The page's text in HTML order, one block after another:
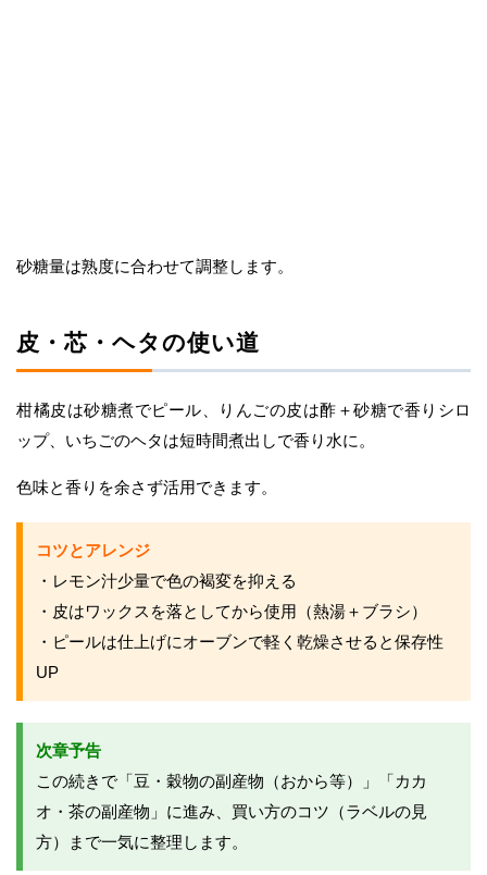
砂糖量は熟度に合わせて調整します。
皮・芯・ヘタの使い道
柑橘皮は砂糖煮でピール、りんごの皮は酢＋砂糖で香りシロ
ップ、いちごのヘタは短時間煮出しで香り水に。
色味と香りを余さず活用できます。
コツとアレンジ
・レモン汁少量で色の褐変を抑える
・皮はワックスを落としてから使用（熱湯＋ブラシ）
・ピールは仕上げにオーブンで軽く乾燥させると保存性
UP
次章予告
この続きで「豆・穀物の副産物（おから等）」「カカ
オ・茶の副産物」に進み、買い方のコツ（ラベルの見
方）まで一気に整理します。